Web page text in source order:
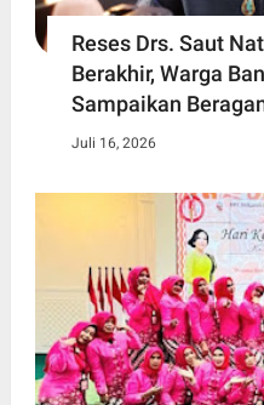
Reses Drs. Saut
Berakhir, Warga
Sampaikan
Juli 16, 2026